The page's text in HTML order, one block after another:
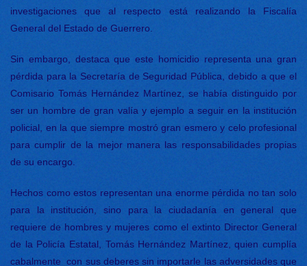
investigaciones que al respecto está realizando la Fiscalía
General del Estado de Guerrero.
Sin embargo, destaca que este homicidio representa una gran
pérdida para la Secretaría de Seguridad Pública, debido a que el
Comisario Tomás Hernández Martínez, se había distinguido por
ser un hombre de gran valía y ejemplo a seguir en la institución
policial, en la que siempre mostró gran esmero y celo profesional
para cumplir de la mejor manera las responsabilidades propias
de su encargo.
Hechos como estos representan una enorme pérdida no tan solo
para la institución, sino para la ciudadanía en general que
requiere de hombres y mujeres como el extinto Director General
de la Policía Estatal, Tomás Hernández Martínez, quien cumplía
cabalmente con sus deberes sin importarle las adversidades que